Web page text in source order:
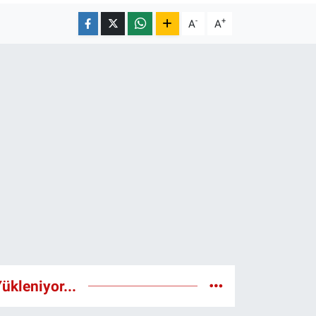
A- A+